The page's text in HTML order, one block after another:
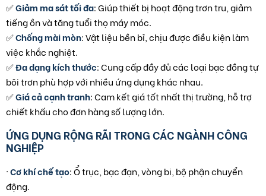
✅Giảm ma sát tối đa: Giúp thiết bị hoạt động trơn tru, giảm
tiếng ồn và tăng tuổi thọ máy móc.
✅Chống mài mòn: Vật liệu bền bỉ, chịu được điều kiện làm
việc khắc nghiệt.
✅Đa dạng kích thước: Cung cấp đầy đủ các loại bạc đồng tự
bôi trơn phù hợp với nhiều ứng dụng khác nhau.
✅Giá cả cạnh tranh: Cam kết giá tốt nhất thị trường, hỗ trợ
chiết khấu cho đơn hàng số lượng lớn.
ỨNG DỤNG RỘNG RÃI TRONG CÁC NGÀNH CÔNG
NGHIỆP
·Cơ khí chế tạo: Ổ trục, bạc đạn, vòng bi, bộ phận chuyển
động.